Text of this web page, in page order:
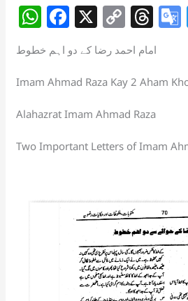
W
h
at
s
A
p
p
F
a
c
e
b
o
o
X C
o
p
y
Li
n
k
T
h
re
a
d
s
امام احمد رضا کے دو اہم خطوط
Imam Ahmad Raza Kay 2 Aham
Alahazrat Imam Ahmad Raza
Two Important Letters of Imam